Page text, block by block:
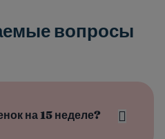
вопросы
на 15 неделе?